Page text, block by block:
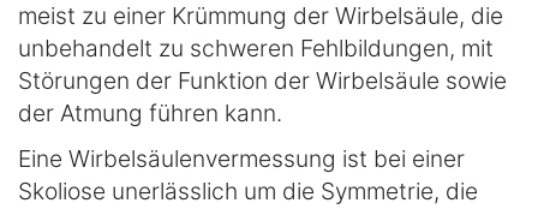
meist zu einer Krümmung der Wirbelsäule, die
unbehandelt zu schweren Fehlbildungen, mit
Störungen der Funktion der Wirbelsäule sowie
der Atmung führen kann.
Eine Wirbelsäulenvermessung ist bei einer
Skoliose unerlässlich um die Symmetrie, die